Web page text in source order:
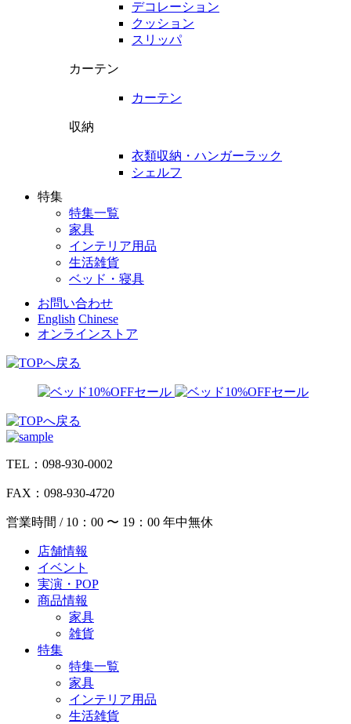
デコレーション
クッション
スリッパ
カーテン
カーテン
収納
衣類収納・ハンガーラック
シェルフ
特集
特集一覧
家具
インテリア用品
生活雑貨
ベッド・寝具
お問い合わせ
English Chinese
オンラインストア
TEL：098-930-0002
FAX：098-930-4720
営業時間 / 10：00 〜 19：00 年中無休
店舗情報
イベント
実演・POP
商品情報
家具
雑貨
特集
特集一覧
家具
インテリア用品
生活雑貨